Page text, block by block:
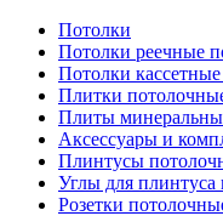
Потолки
Потолки реечные
Потолки
Плитки
Плиты
Аксессуары и
Плинтусы
Углы для плинтуса
Розетки